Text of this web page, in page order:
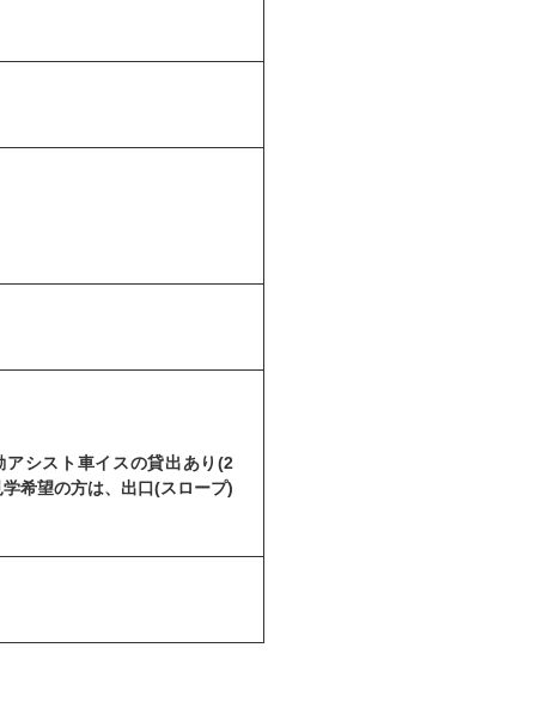
シスト車イスの貸出あり(2
希望の方は、出口(スロープ)